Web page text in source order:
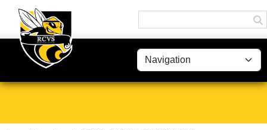
Panneau de gestion des cookies